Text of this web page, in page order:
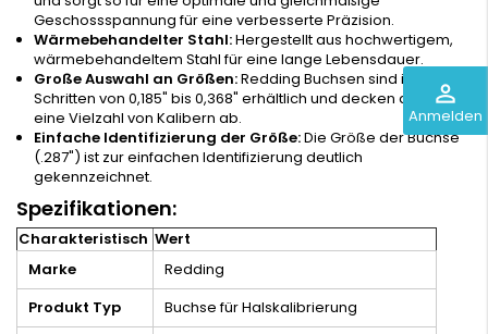
perm_identity
Anmelden
Geschossspannung für eine verbesserte Präzision.
Wärmebehandelter Stahl:Hergestellt aus hochwertigem,
wärmebehandeltem Stahl für eine lange Lebensdauer.
Große Auswahl an Größen:Redding Buchsen sind in 0,001"
Schritten von 0,185" bis 0,368" erhältlich und decken damit
eine Vielzahl von Kalibern ab.
Einfache Identifizierung der Größe:Die Größe der Buchse
(.287") ist zur einfachen Identifizierung deutlich
gekennzeichnet.
Spezifikationen:
Charakteristisch Wert
Marke
Redding
Produkt Typ
Buchse für Halskalibrierung